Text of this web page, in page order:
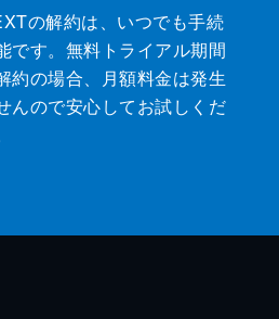
の解約は、いつでも手続
です。無料トライアル期間
約の場合、月額料金は発生
んので安心してお試しくだ